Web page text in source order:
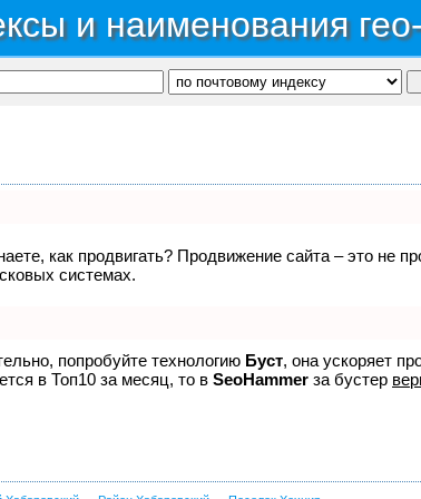
и наименования
как продвигать? Продвижение сайта – это не
системах.
попробуйте технологию Буст, она ускоряет
в Топ10 за месяц, то в SeoHammer за бустер